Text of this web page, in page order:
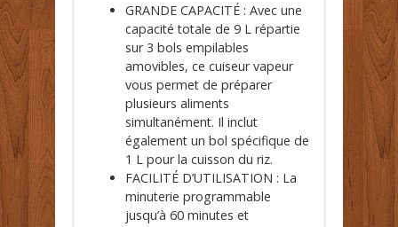
GRANDE CAPACITÉ : Avec une
capacité totale de 9 L répartie
sur 3 bols empilables
amovibles, ce cuiseur vapeur
vous permet de préparer
plusieurs aliments
simultanément. Il inclut
également un bol spécifique de
1 L pour la cuisson du riz.
FACILITÉ D’UTILISATION : La
minuterie programmable
jusqu’à 60 minutes et